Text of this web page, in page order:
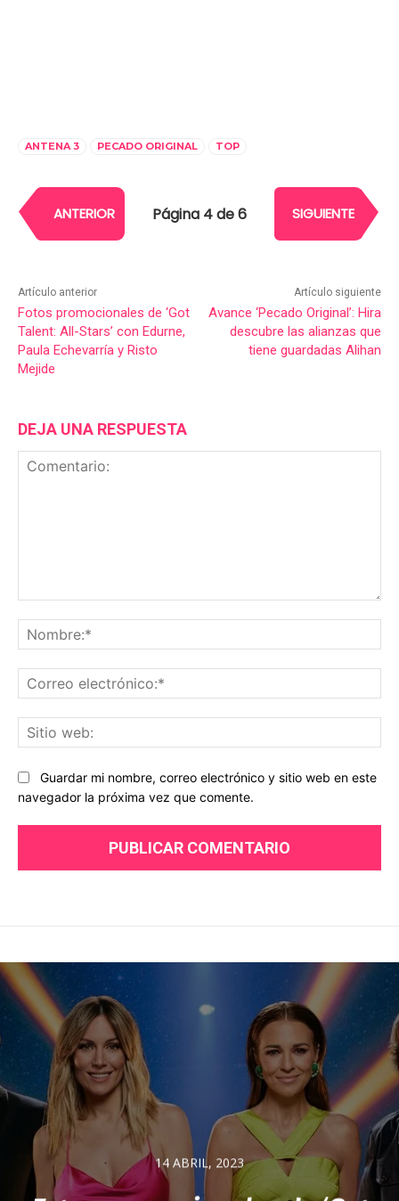
ANTENA 3 PECADO ORIGINAL TOP
ANTERIOR Página 4 de 6 SIGUIENTE
Artículo anterior
Fotos promocionales de ‘Got
Talent: All-Stars’ con Edurne,
Paula Echevarría y Risto
Mejide
Artículo siguiente
Avance ‘Pecado Original’: Hira
descubre las alianzas que
tiene guardadas Alihan
DEJA UNA RESPUESTA
Guardar mi nombre, correo electrónico y sitio web en este
navegador la próxima vez que comente.